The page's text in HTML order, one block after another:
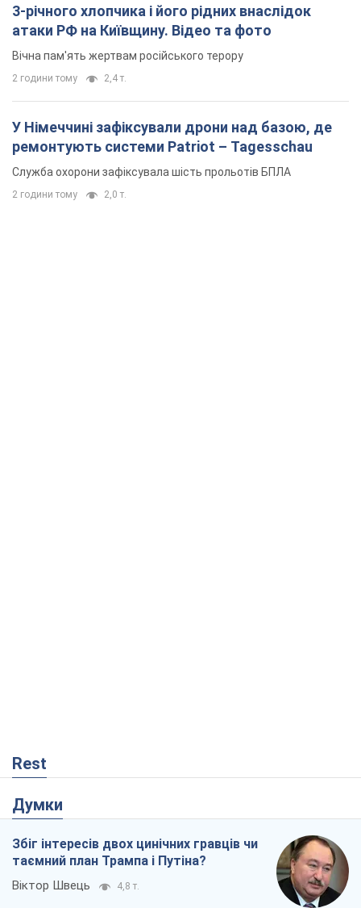
3-річного хлопчика і його рідних внаслідок
атаки РФ на Київщину. Відео та фото
Вічна пам'ять жертвам російського терору
2 години тому 2,4 т.
У Німеччині зафіксували дрони над базою, де
ремонтують системи Patriot – Tagesschau
Служба охорони зафіксувала шість прольотів БПЛА
2 години тому 2,0 т.
Rest
Думки
Збіг інтересів двох цинічних гравців чи
таємний план Трампа і Путіна?
Віктор Швець 4,8 т.